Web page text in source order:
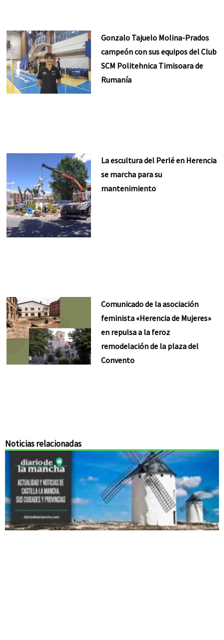
Gonzalo Tajuelo Molina-Prados
campeón con sus equipos del Club
SCM Politehnica Timisoara de
Rumanía
La escultura del Perlé en Herencia
se marcha para su
mantenimiento
Comunicado de la asociación
feminista «Herencia de Mujeres»
en repulsa a la feroz
remodelación de la plaza del
Convento
Noticias relacionadas